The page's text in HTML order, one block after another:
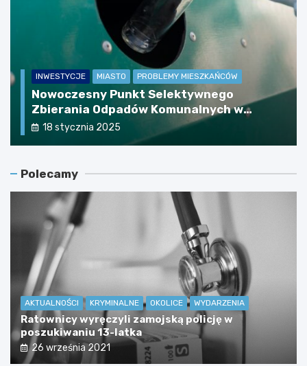
INWESTYCJE MIASTO PROBLEMY MIESZKAŃCÓW
Nowoczesny Punkt Selektywnego
Zbierania Odpadów Komunalnych w
Zamościu – plany na przyszłość i cel
18 stycznia 2025
Polecamy
AKTUALNOŚCI KRYMINALNE OKOLICE WYDARZENIA
Ratownicy wyręczyli zamojską policję w
poszukiwaniu 13-latka
26 września 2021